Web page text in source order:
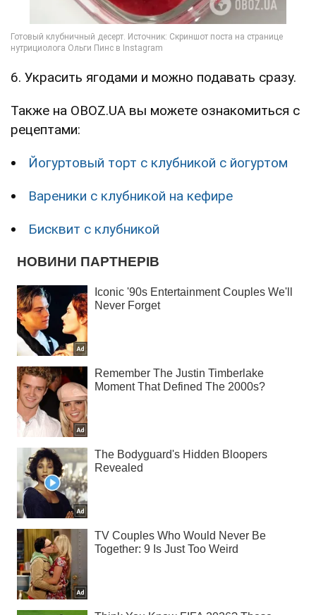
6. Украсить ягодами и можно подавать сразу.
Также на OBOZ.UA вы можете ознакомиться с
рецептами:
Йогуртовый торт с клубникой с йогуртом
Вареники с клубникой на кефире
Бисквит с клубникой